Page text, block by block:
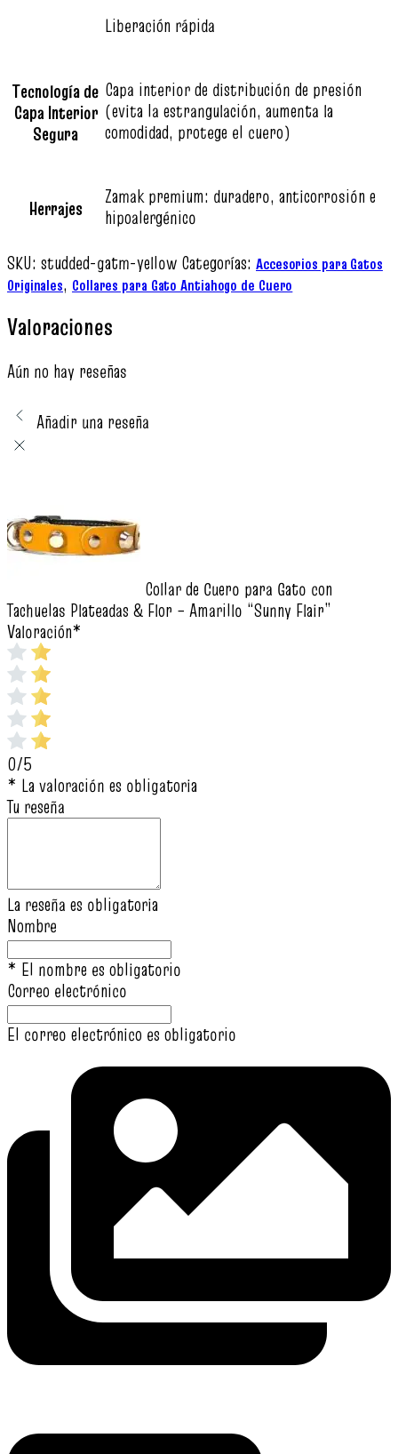
Liberación rápida
Tecnología de
Capa Interior
Segura
Capa interior de distribución de presión
(evita la estrangulación, aumenta la
comodidad, protege el cuero)
Herrajes
Zamak premium: duradero, anticorrosión e
hipoalergénico
SKU: studded-gatm-yellow Categorías: Accesorios para Gatos
Originales, Collares para Gato Antiahogo de Cuero
Valoraciones
Aún no hay reseñas
Añadir una reseña
Collar de Cuero para Gato con
Tachuelas Plateadas & Flor – Amarillo “Sunny Flair”
Valoración*
0/5
* La valoración es obligatoria
Tu reseña
La reseña es obligatoria
Nombre
* El nombre es obligatorio
Correo electrónico
El correo electrónico es obligatorio